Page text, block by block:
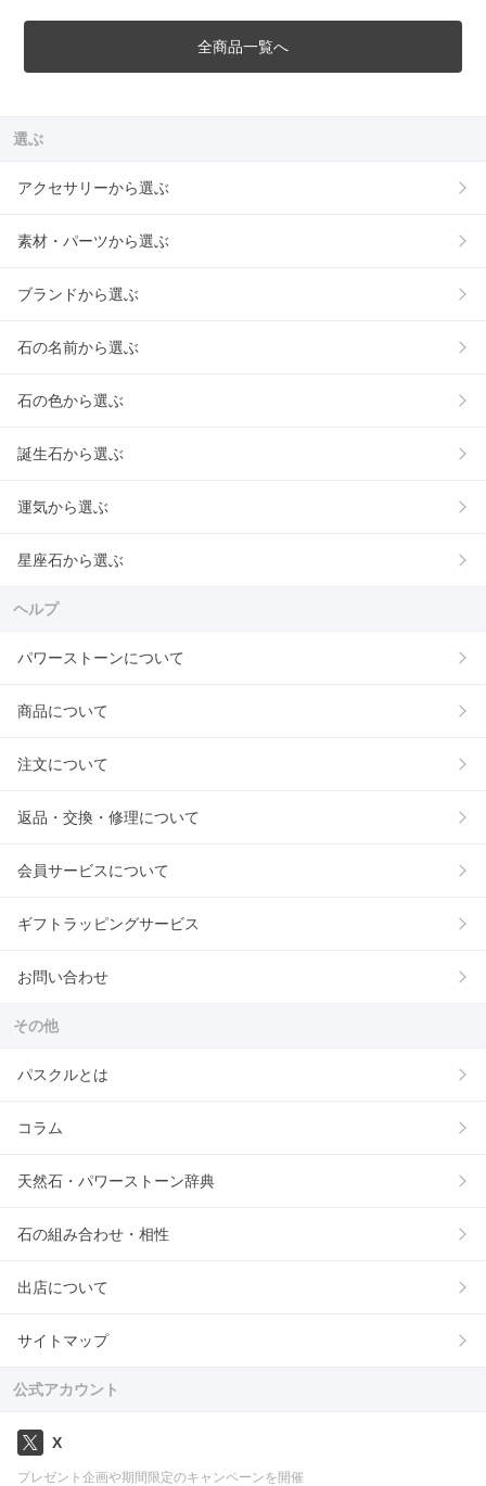
全商品一覧へ
選ぶ
アクセサリーから選ぶ
素材・パーツから選ぶ
ブランドから選ぶ
石の名前から選ぶ
石の色から選ぶ
誕生石から選ぶ
運気から選ぶ
星座石から選ぶ
ヘルプ
パワーストーンについて
商品について
注文について
返品・交換・修理について
会員サービスについて
ギフトラッピングサービス
お問い合わせ
その他
パスクルとは
コラム
天然石・パワーストーン辞典
石の組み合わせ・相性
出店について
サイトマップ
公式アカウント
X
プレゼント企画や期間限定のキャンペーンを開催